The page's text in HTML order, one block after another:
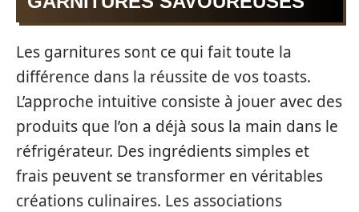
Les garnitures sont ce qui fait toute la
différence dans la réussite de vos toasts.
L’approche intuitive consiste à jouer avec des
produits que l’on a déjà sous la main dans le
réfrigérateur. Des ingrédients simples et
frais peuvent se transformer en véritables
créations culinaires. Les associations